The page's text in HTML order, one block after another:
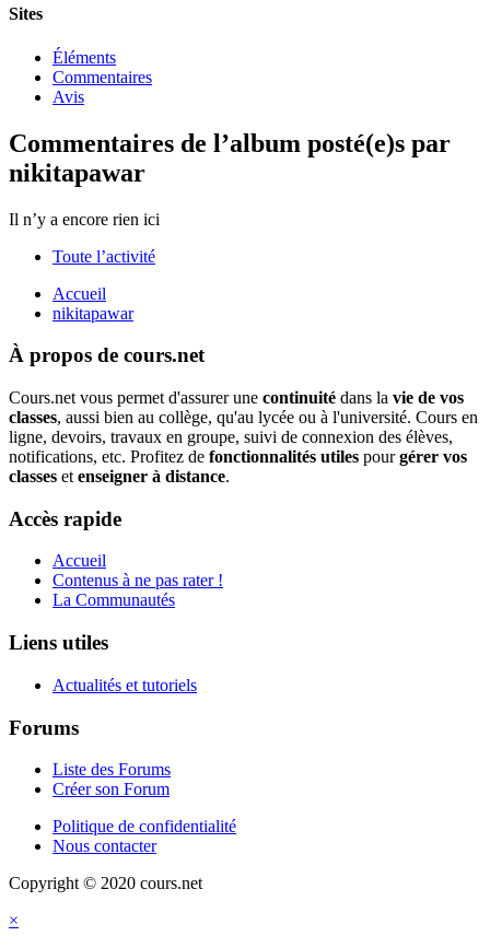
Sites
Éléments
Commentaires
Avis
Commentaires de l’album posté(e)s par
nikitapawar
Il n’y a encore rien ici
Toute l’activité
Accueil
nikitapawar
À propos de cours.net
Cours.net vous permet d'assurer une continuité dans la vie de vos
classes, aussi bien au collège, qu'au lycée ou à l'université. Cours en
ligne, devoirs, travaux en groupe, suivi de connexion des élèves,
notifications, etc. Profitez de fonctionnalités utiles pourgérer vos
classes et enseigner à distance.
Accès rapide
Accueil
Contenus à ne pas rater !
La Communautés
Liens utiles
Actualités et tutoriels
Forums
Liste des Forums
Créer son Forum
Politique de confidentialité
Nous contacter
Copyright © 2020 cours.net
×